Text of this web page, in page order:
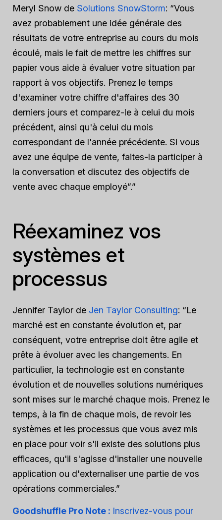
Meryl Snow de Solutions SnowStorm: “Vous
avez probablement une idée générale des
résultats de votre entreprise au cours du mois
écoulé, mais le fait de mettre les chiffres sur
papier vous aide à évaluer votre situation par
rapport à vos objectifs. Prenez le temps
d'examiner votre chiffre d'affaires des 30
derniers jours et comparez-le à celui du mois
précédent, ainsi qu'à celui du mois
correspondant de l'année précédente. Si vous
avez une équipe de vente, faites-la participer à
la conversation et discutez des objectifs de
vente avec chaque employé”.”
Réexaminez vos
systèmes et
processus
Jennifer Taylor de Jen Taylor Consulting: “Le
marché est en constante évolution et, par
conséquent, votre entreprise doit être agile et
prête à évoluer avec les changements. En
particulier, la technologie est en constante
évolution et de nouvelles solutions numériques
sont mises sur le marché chaque mois. Prenez le
temps, à la fin de chaque mois, de revoir les
systèmes et les processus que vous avez mis
en place pour voir s'il existe des solutions plus
efficaces, qu'il s'agisse d'installer une nouvelle
application ou d'externaliser une partie de vos
opérations commerciales.”
Goodshuffle Pro Note : Inscrivez-vous pour